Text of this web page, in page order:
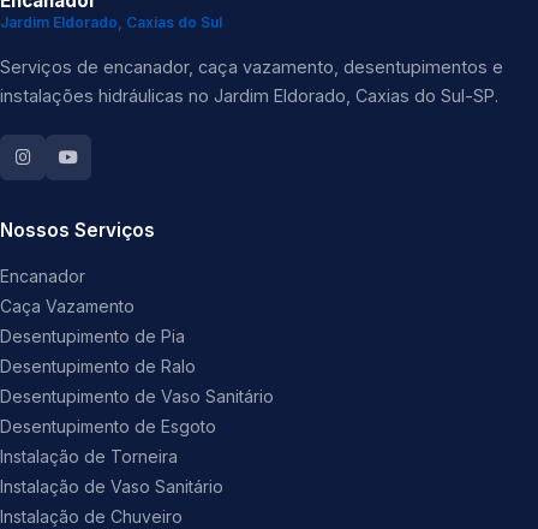
Jardim Eldorado, Caxias do Sul
Serviços de encanador, caça vazamento, desentupimentos e
instalações hidráulicas no Jardim Eldorado, Caxias do Sul-SP.
Nossos Serviços
Encanador
Caça Vazamento
Desentupimento de Pia
Desentupimento de Ralo
Desentupimento de Vaso Sanitário
Desentupimento de Esgoto
Instalação de Torneira
Instalação de Vaso Sanitário
Instalação de Chuveiro